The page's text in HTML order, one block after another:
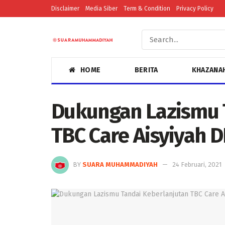
Disclaimer Media Siber Term & Condition Privacy Policy
HOME BERITA
Dukungan
TBC Care Aisyiyah
BY SUARA MUHAMMADIYAH 24 Februari, 2021